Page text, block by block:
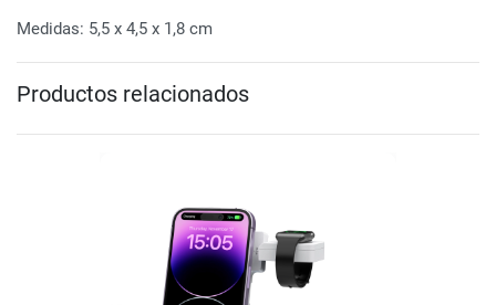
Medidas: 5,5 x 4,5 x 1,8 cm
Productos relacionados